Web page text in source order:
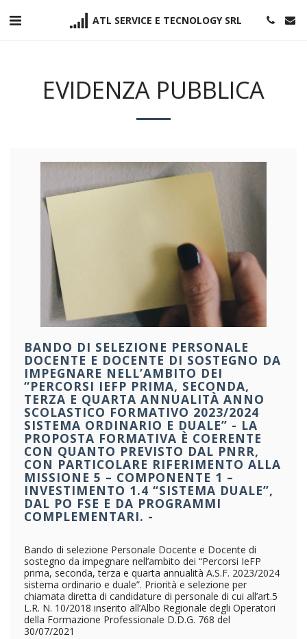
ATL SERVICE E TECNOLOGY SRL
EVIDENZA PUBBLICA
BANDO DI SELEZIONE PERSONALE
DOCENTE E DOCENTE DI SOSTEGNO DA
IMPEGNARE NELL’AMBITO DEI
“PERCORSI IEFP PRIMA, SECONDA,
TERZA E QUARTA ANNUALITÀ ANNO
SCOLASTICO FORMATIVO 2023/2024
SISTEMA ORDINARIO E DUALE” - LA
PROPOSTA FORMATIVA È COERENTE
CON QUANTO PREVISTO DAL PNRR,
CON PARTICOLARE RIFERIMENTO ALLA
MISSIONE 5 – COMPONENTE 1 –
INVESTIMENTO 1.4 “SISTEMA DUALE”,
DAL PO FSE E DA PROGRAMMI
COMPLEMENTARI. -
Bando di selezione Personale Docente e Docente di
sostegno da impegnare nell’ambito dei “Percorsi IeFP
prima, seconda, terza e quarta annualità A.S.F. 2023/2024
sistema ordinario e duale”. Priorità e selezione per
chiamata diretta di candidature di personale di cui all’art.5
L.R. N. 10/2018 inserito all’Albo Regionale degli Operatori
della Formazione Professionale D.D.G. 768 del
30/07/2021